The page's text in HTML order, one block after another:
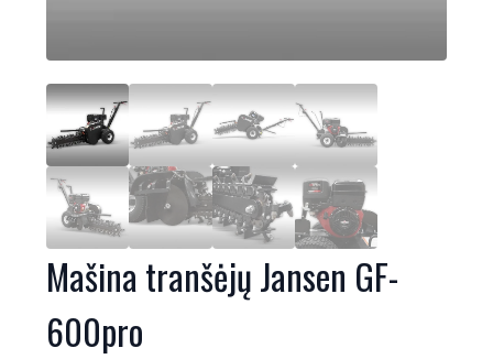
Mašina tranšėjų Jansen GF-
600pro